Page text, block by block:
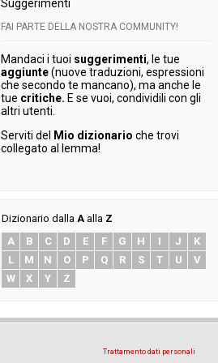
Suggerimenti
FAI PARTE DELLA NOSTRA COMMUNITY!
Mandaci i tuoi suggerimenti, le tue
aggiunte(nuove traduzioni, espressioni
che secondo te mancano), ma anche le
tue critiche. E se vuoi, condividili con gli
altri utenti.
Serviti del
Mio dizionario che trovi
collegato al lemma!
Dizionario dalla A alla Z
A
B C D E F G H I J
K
L
M N O P Q R S T U
V
W
X Y Z
Trattamento dati personali